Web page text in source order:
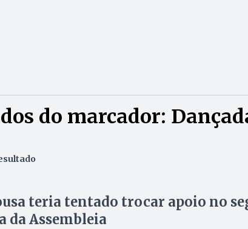
do marcador:
teria tentado trocar apoio no
da Assembleia